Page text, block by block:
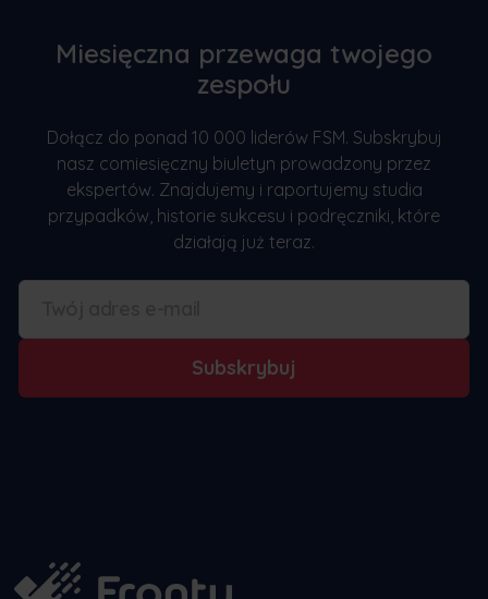
Miesięczna przewaga twojego
zespołu
Dołącz do ponad 10 000 liderów FSM. Subskrybuj
nasz comiesięczny biuletyn prowadzony przez
ekspertów. Znajdujemy i raportujemy studia
przypadków, historie sukcesu i podręczniki, które
działają już teraz.
Subskrybuj